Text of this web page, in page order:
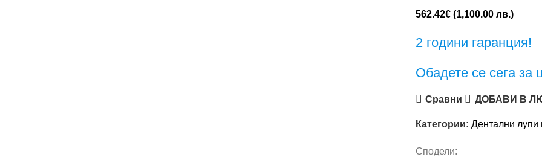
562.42€ (1,100.00 лв.)
2 години гаранция!
Обадете се сега за
Сравни ДОБАВИ В
Категории: Дентални лупи
Сподели: